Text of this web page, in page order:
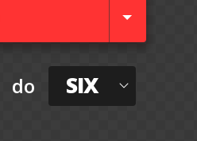
do SIX